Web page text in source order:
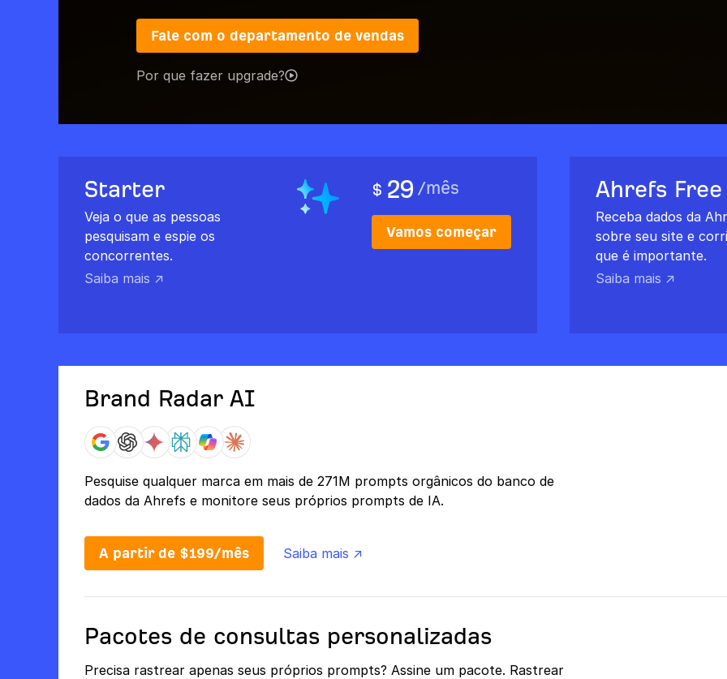
Fale com o departamento de vendas
Por que fazer upgrade?
Starter
Veja o que as pessoas
pesquisam e espie os
concorrentes.
Saiba mais ↗
$ 29 /mês
Vamos começar
Ahrefs Free
Receba dados da
sobre seu site e
que é importante.
Saiba mais ↗
Brand Radar AI
Pesquise qualquer marca em mais de 271M prompts orgânicos do banco de
dados da Ahrefs e monitore seus próprios prompts de IA.
A partir de $199/mês Saiba mais ↗
Pacotes de consultas personalizadas
Precisa rastrear apenas seus próprios prompts? Assine um pacote. Rastrear